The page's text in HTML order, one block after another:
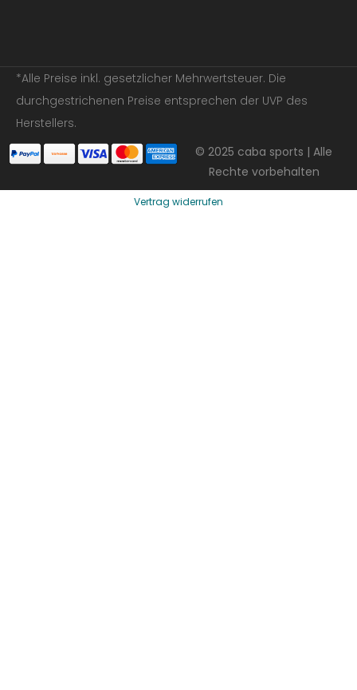
*Alle Preise inkl. gesetzlicher Mehrwertsteuer. Die
durchgestrichenen Preise entsprechen der UVP des
Herstellers.
© 2025 caba sports | Alle
Rechte vorbehalten
Vertrag widerrufen